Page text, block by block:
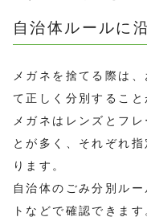
自治体ルールに
メガネを捨てる際は
て正しく分別すること
メガネはレンズとフ
とが多く、それぞれ
ります。
自治体のごみ分別ル
トなどで確認できます